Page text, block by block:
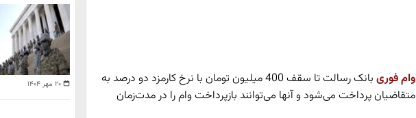
وام فوری
بانک رسالت تا سقف 400 میلیون تومان با نرخ کارمزد دو درصد به
متقاضیان پرداخت می‌شود و آنها می‌توانند بازپرداخت وام را در مدت‌زمان
۲۰ مهر ۱۴۰۴